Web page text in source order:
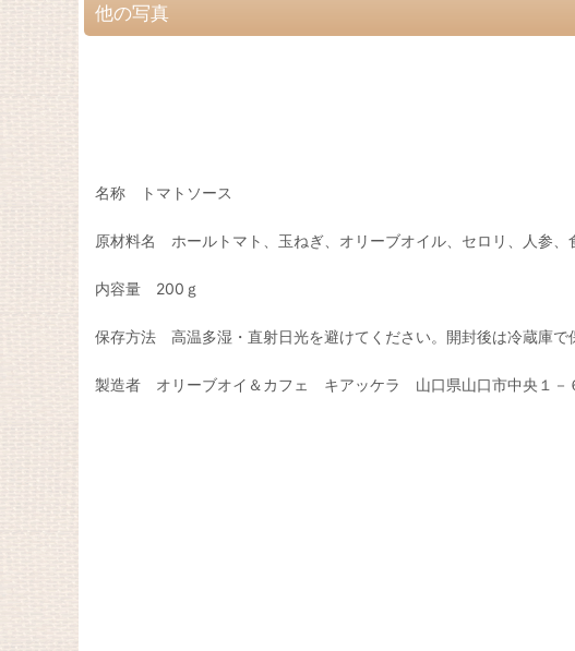
他の写真
名称 トマトソース
原材料名 ホールトマト、玉ねぎ、オリーブオイル、セロリ、人参、
内容量 200ｇ
保存方法 高温多湿・直射日光を避けてください。開封後は冷蔵庫で
製造者 オリーブオイ＆カフェ キアッケラ 山口県山口市中央１－